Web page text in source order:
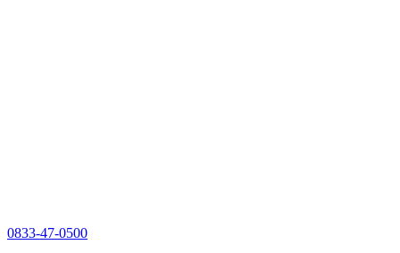
0833-47-0500